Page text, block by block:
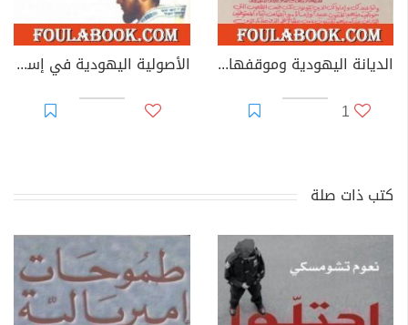
الديانة اليهودية وموقفها من غير اليهود
1
الأصولية اليهودية في إسرائيل
كتب ذات صلة